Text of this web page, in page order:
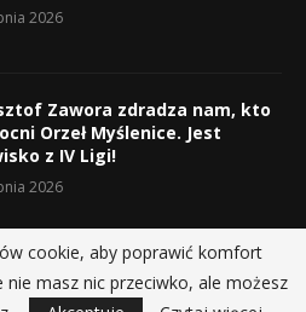
2026
Zawora zdradza nam, kto
Orzeł Myślenice. Jest
z IV Ligi!
2026
All Right Reserved.
cookie, aby poprawić komfort
nie masz nic przeciwko, ale możesz